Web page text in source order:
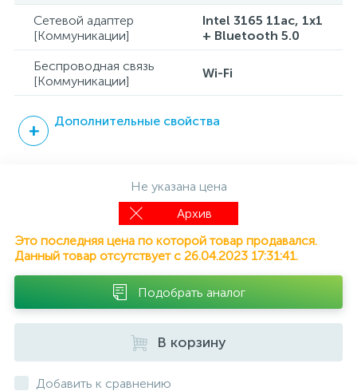
Сетевой адаптер
[Коммуникации]
Intel 3165 11ac, 1x1
+ Bluetooth 5.0
Беспроводная связь
[Коммуникации]
Wi-Fi
Дополнительные свойства
Не указана цена
Архив
Это последняя цена по которой товар продавался.
Данный товар отсутствует с 26.04.2023 17:31:41.
Подобрать аналог
В корзину
Добавить к сравнению